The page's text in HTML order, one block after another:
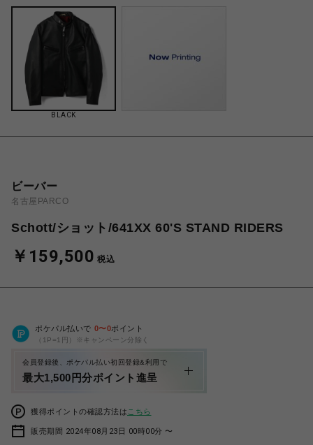
BLACK
ビーバー
名古屋PARCO
Schott/ショット/641XX 60'S STAND RIDERS
￥159,500 税込
ポケパル払いで 0〜0ポイント
（1P=1円）※キャンペーン分除く
会員登録後、ポケパル払い初回登録&利用で
最大1,500円分ポイント進呈
獲得ポイントの確認方法は こちら
販売期間 2024年08月23日 00時00分 〜